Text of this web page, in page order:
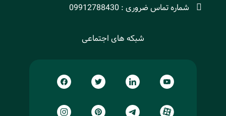
شماره تماس ضروری : 09912788430
شبکه های اجتماعی